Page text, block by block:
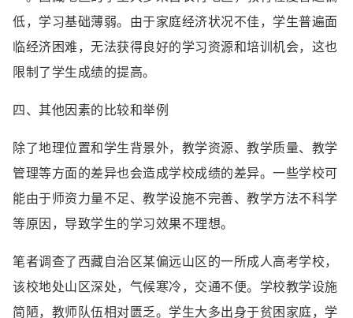
低，学习基础薄弱。由于家庭经济状况不佳，学生普遍面
临经济困难，无法获得良好的学习资源和培训机会，这也
限制了学生成绩的提高。
四、其他因素的比较和举例
除了地理位置和学生背景外，教学资源、教学质量、教学
管理等方面的差异也会造成学校成绩的差异。一些学校可
能由于师资力量不足、教学设施不完善、教学方法不科学
等原因，导致学生的学习效果不理想。
笔者调查了西藏自治区某偏远山区的一所成人高考学校，
该校地处山区深处，气候寒冷，交通不便。学校教学设施
简陋，教师队伍相对匮乏。学生大多出身于贫困家庭，学